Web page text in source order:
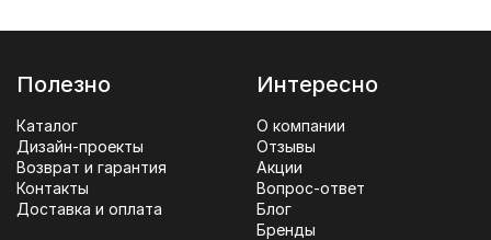
Полезно
Каталог
Дизайн-проекты
Возврат и гарантия
Контакты
Доставка и оплата
Интересно
О компании
Отзывы
Акции
Вопрос-ответ
Блог
Бренды